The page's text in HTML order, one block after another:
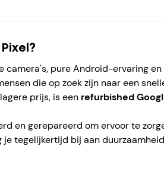
camera's, pure Android-ervaring
die op zoek zijn naar een
prijs, is een refurbished
en gerepareerd om ervoor te
tegelijkertijd bij aan